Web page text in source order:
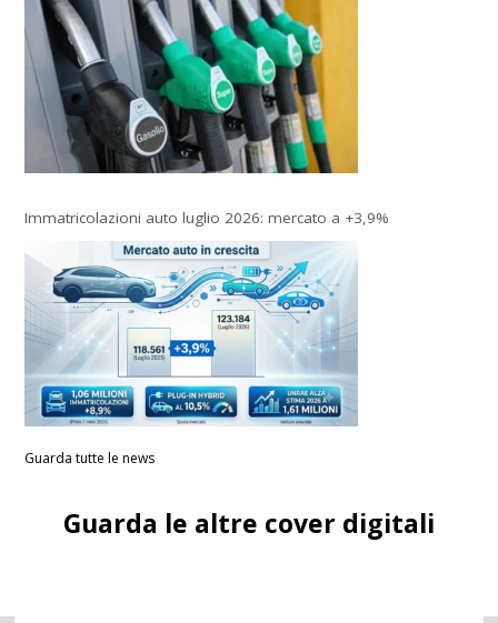
Immatricolazioni auto luglio 2026: mercato a +3,9%
Guarda tutte le news
Guarda le altre cover digitali